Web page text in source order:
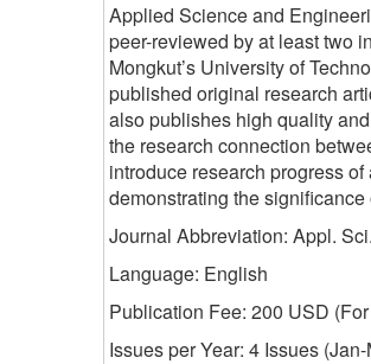
Applied Science and
peer-reviewed by at least two
Mongkut’s University of
published original research
also publishes high quality
the research connection
introduce research progress
demonstrating the
Journal Abbreviation: Appl.
Language: English
Publication Fee: 200 USD (
Issues per Year: 4 Issues